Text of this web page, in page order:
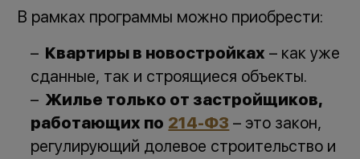
В рамках программы можно приобрести:
Квартиры в новостройках – как уже
сданные, так и строящиеся объекты.
Жилье только от застройщиков,
работающих по 214-ФЗ – это закон,
регулирующий долевое строительство и